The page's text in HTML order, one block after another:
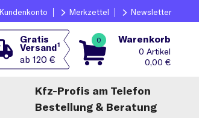
Merkzettel Newsletter
Gratis
Versand1
ab 120 €
0 Warenkorb
0
0,00 €
Kfz-Profis am Telefon
Bestellung & Beratung